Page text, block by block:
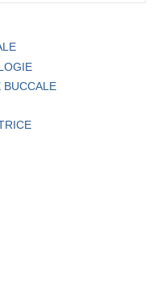
BUCCALE